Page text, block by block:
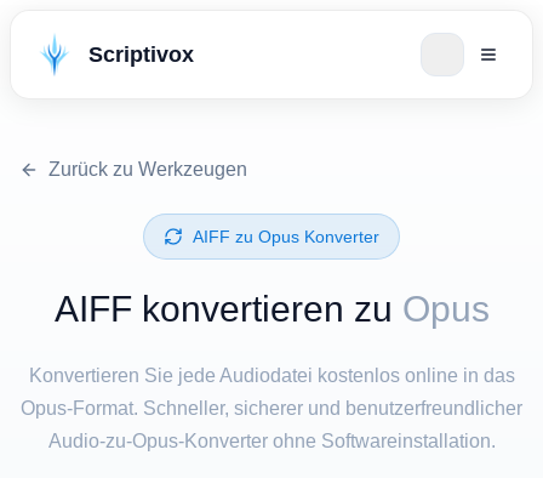
Scriptivox
Zurück zu Werkzeugen
⁦AIFF⁩ zu ⁦Opus⁩ Konverter
⁦AIFF⁩ konvertieren zu Opus
Konvertieren Sie jede Audiodatei kostenlos online in das
Opus-Format. Schneller, sicherer und benutzerfreundlicher
Audio-zu-Opus-Konverter ohne Softwareinstallation.